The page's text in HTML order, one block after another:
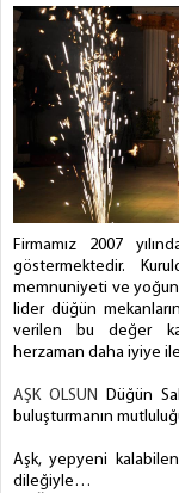
Firmamız 2007
göstermektedir.
memnuniyeti ve
lider düğün
verilen bu değer
herzaman daha iyiye
AŞK OLSUN Düğün
buluşturmanın
Aşk, yepyeni
dileğiyle…